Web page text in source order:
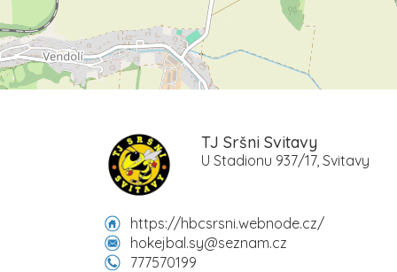
TJ Sršni Svitavy
U Stadionu 937/17, Svitavy
https://hbcsrsni.webnode.cz/
hokejbal.sy@seznam.cz
777570199